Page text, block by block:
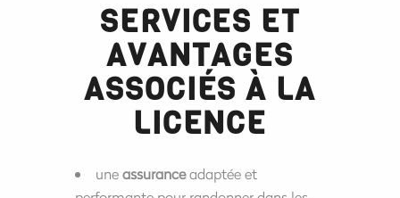
SERVICES ET
AVANTAGES
ASSOCIÉS À LA
LICENCE
uneassuranceadaptée et